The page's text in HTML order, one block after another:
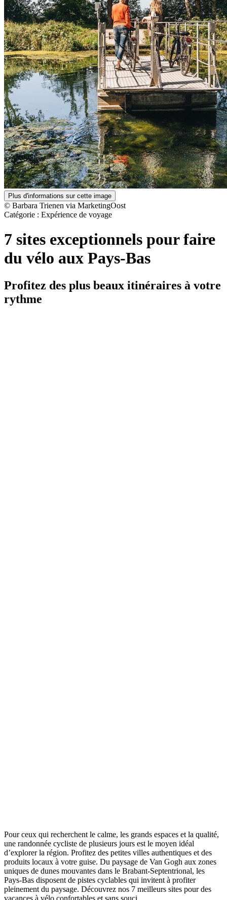
Plus d'informations sur cette image
© Barbara Trienen via MarketingOost
Catégorie : Expérience de voyage
7 sites exceptionnels pour faire
du vélo aux Pays-Bas
Profitez des plus beaux itinéraires à votre
rythme
Pour ceux qui recherchent le calme, les grands espaces et la qualité,
une randonnée cycliste de plusieurs jours est le moyen idéal
d’explorer la région. Profitez des petites villes authentiques et des
produits locaux à votre guise. Du paysage de Van Gogh aux zones
uniques de dunes mouvantes dans le Brabant-Septentrional, les
Pays-Bas disposent de pistes cyclables qui invitent à profiter
pleinement du paysage. Découvrez nos 7 meilleurs sites pour des
vacances à vélo confortables et sans souci.